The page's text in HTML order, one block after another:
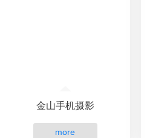
金山手机摄影
more